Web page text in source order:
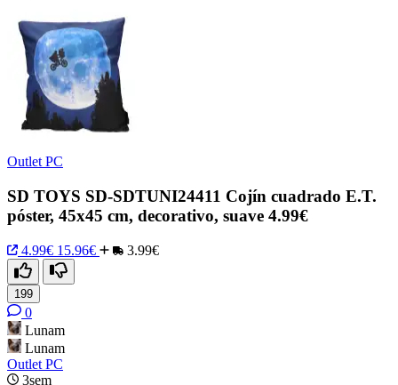
Outlet PC
SD TOYS SD-SDTUNI24411 Cojín cuadrado E.T.
póster, 45x45 cm, decorativo, suave 4.99€
4.99€ 15.96€ 3.99€
199
0
Lunam
Lunam
Outlet PC
3sem